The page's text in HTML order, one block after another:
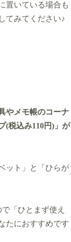
置いている場合も
てみてください♪
やメモ帳のコーナ
(税込み110円)」が
ット」と「ひらが
「ひとまず使え
たにおすすめです